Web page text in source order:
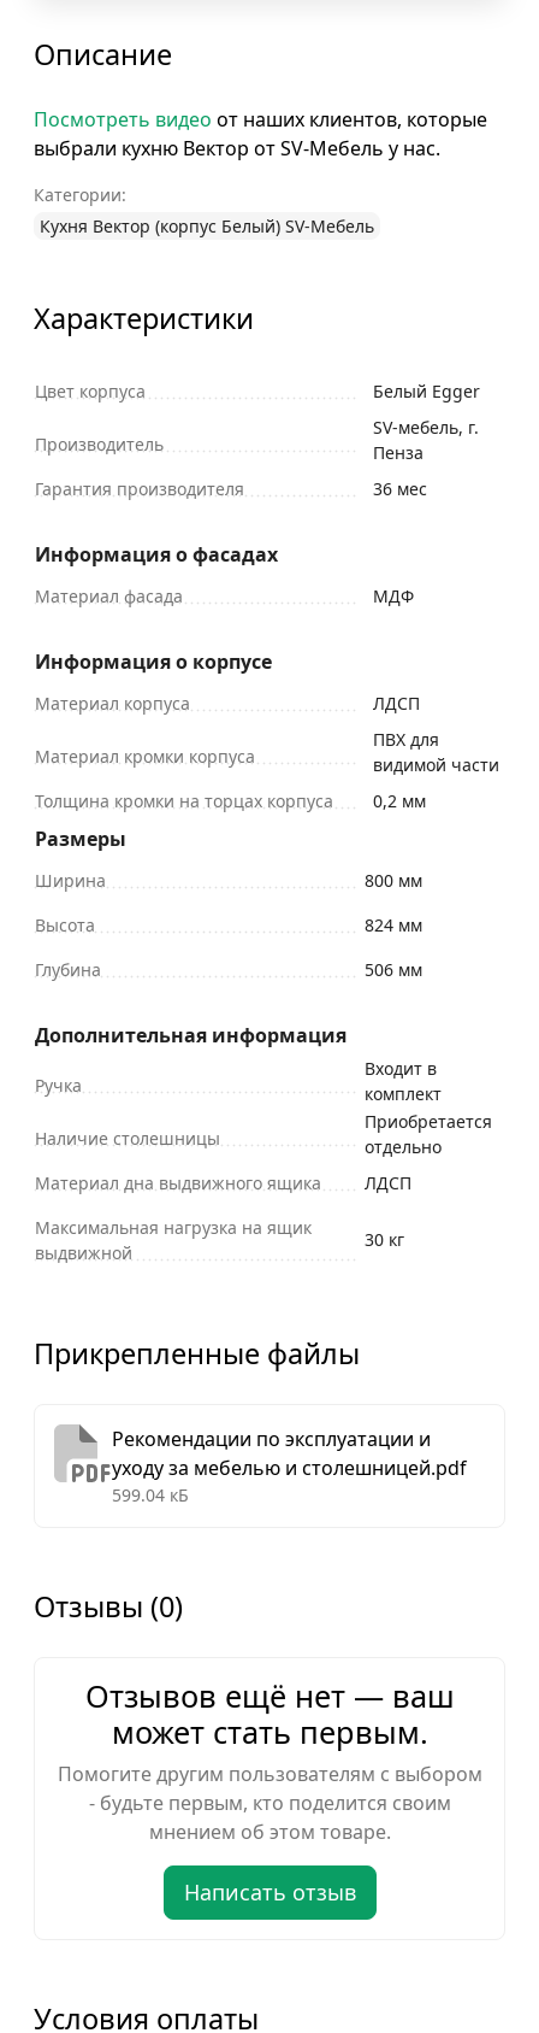
Описание
Посмотреть видео от наших клиентов, которые
выбрали кухню Вектор от SV-Мебель у нас.
Категории:
Кухня Вектор (корпус Белый) SV-Мебель
Характеристики
Цвет корпуса Белый Egger
Производитель
SV-мебель, г.
Пенза
Гарантия производителя
36 мес
Информация о фасадах
Материал фасада МДФ
Информация о корпусе
Материал корпуса ЛДСП
Материал кромки корпуса
ПВХ для
видимой части
Толщина кромки на торцах корпуса
0,2 мм
Размеры
Ширина
800 мм
Высота
824 мм
Глубина
506 мм
Дополнительная информация
Ручка
Входит в
комплект
Наличие столешницы
Приобретается
отдельно
Материал дна выдвижного ящика
ЛДСП
Максимальная нагрузка на ящик
выдвижной
30 кг
Прикрепленные файлы
Рекомендации по эксплуатации и
уходу за мебелью и столешницей.pdf
599.04 кБ
Отзывы (0)
Отзывов ещё нет — ваш
может стать первым.
Помогите другим пользователям с выбором
- будьте первым, кто поделится своим
мнением об этом товаре.
Написать отзыв
Условия оплаты